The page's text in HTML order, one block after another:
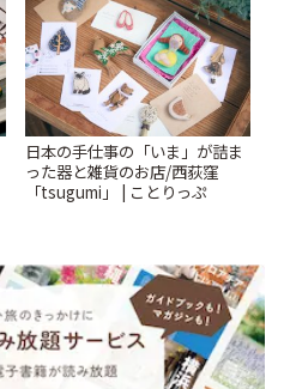
日本の手仕事の「いま」が詰ま
った器と雑貨のお店/西荻窪
「tsugumi」 | ことりっぷ